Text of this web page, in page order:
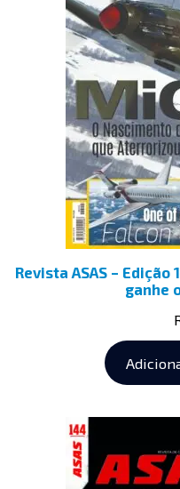
Revista ASAS – Edição
ganhe